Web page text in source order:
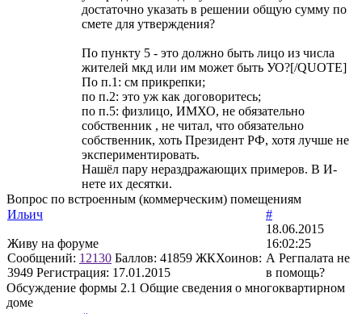
достаточно указать в решении общую сумму по
смете для утверждения?
По пункту 5 - это должно быть лицо из числа
жителей мкд или им может быть УО?[/QUOTE]
По п.1: см прикрепки;
по п.2: это уж как договоритесь;
по п.5: физлицо, ИМХО, не обязательно
собственник , не читал, что обязательно
собственник, хоть Президент РФ, хотя лучше не
экспериментировать.
Нашёл пару нераздражающих примеров. В И-
нете их десятки.
Вопрос по встроенным (коммерческим) помещениям
Ильич
Живу на форуме
Сообщений: 12130 Баллов: 41859 ЖКХоинов:
3949 Регистрация: 17.01.2015
#
18.06.2015
16:02:25
А Регпалата не
в помощь?
Обсуждение формы 2.1 Общие сведения о многоквартирном
доме